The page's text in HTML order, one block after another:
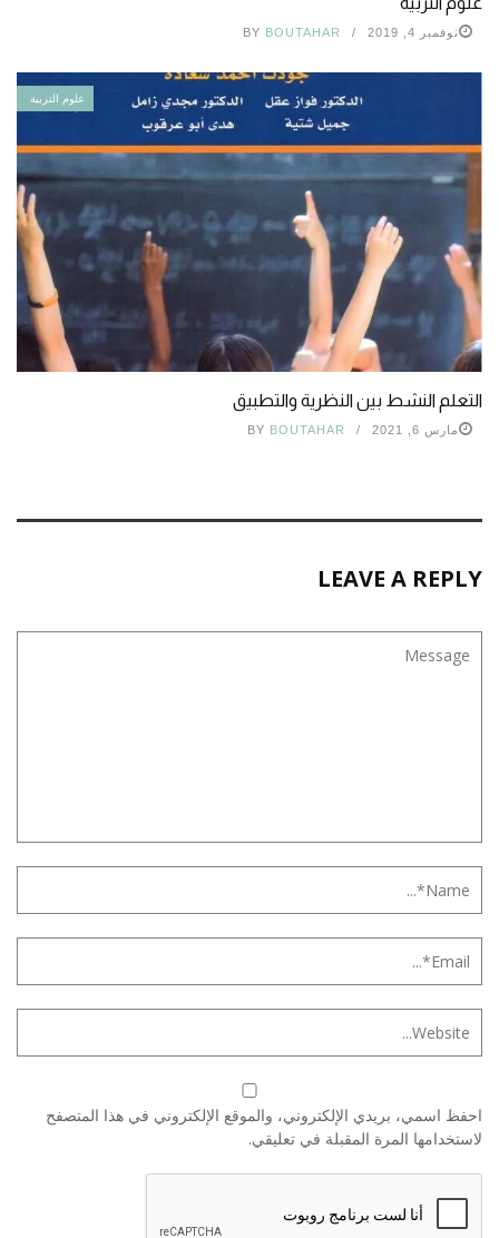
نوفمبر 4, 2019 BY BOUTAHAR
علوم التربية
التعلم النشط بين النظرية والتطبيق
مارس 6, 2021 BY BOUTAHAR
LEAVE A REPLY
احفظ اسمي، بريدي الإلكتروني، والموقع الإلكتروني في هذا المتصفح
لاستخدامها المرة المقبلة في تعليقي.